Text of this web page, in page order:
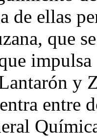
de ellas
que
y
entre